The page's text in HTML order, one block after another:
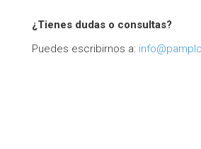
¿Tienes dudas o consultas?
Puedes escribirnos a: